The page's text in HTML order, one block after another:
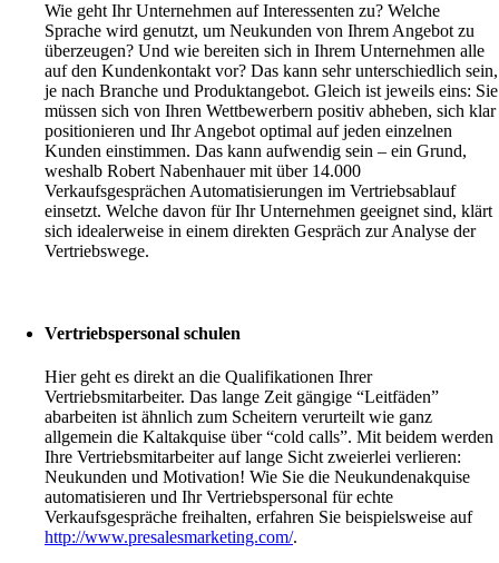
Wie geht Ihr Unternehmen auf Interessenten zu? Welche
Sprache wird genutzt, um Neukunden von Ihrem Angebot zu
überzeugen? Und wie bereiten sich in Ihrem Unternehmen alle
auf den Kundenkontakt vor? Das kann sehr unterschiedlich sein,
je nach Branche und Produktangebot. Gleich ist jeweils eins: Sie
müssen sich von Ihren Wettbewerbern positiv abheben, sich klar
positionieren und Ihr Angebot optimal auf jeden einzelnen
Kunden einstimmen. Das kann aufwendig sein – ein Grund,
weshalb Robert Nabenhauer mit über 14.000
Verkaufsgesprächen Automatisierungen im Vertriebsablauf
einsetzt. Welche davon für Ihr Unternehmen geeignet sind, klärt
sich idealerweise in einem direkten Gespräch zur Analyse der
Vertriebswege.
Vertriebspersonal schulen
Hier geht es direkt an die Qualifikationen Ihrer
Vertriebsmitarbeiter. Das lange Zeit gängige “Leitfäden”
abarbeiten ist ähnlich zum Scheitern verurteilt wie ganz
allgemein die Kaltakquise über “cold calls”. Mit beidem werden
Ihre Vertriebsmitarbeiter auf lange Sicht zweierlei verlieren:
Neukunden und Motivation! Wie Sie die Neukundenakquise
automatisieren und Ihr Vertriebspersonal für echte
Verkaufsgespräche freihalten, erfahren Sie beispielsweise auf
http://www.presalesmarketing.com/.